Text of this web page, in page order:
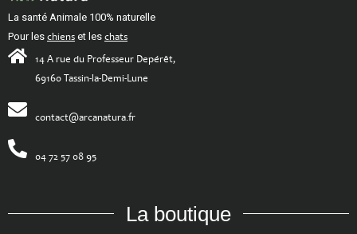
La santé Animale 100% naturelle
Pour les chiens et les chats
14 A rue du Professeur Depérêt,
69160 Tassin-la-Demi-Lune
contact@arcanatura.fr
04 72 57 08 95
La boutique